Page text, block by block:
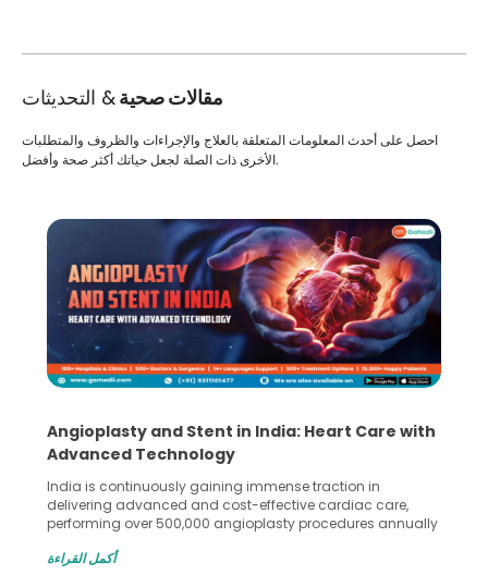
مقالات صحية& التحديثات
احصل على أحدث المعلومات المتعلقة بالعلاج والإجراءات والظروف والمتطلبات
الأخرى ذات الصلة لجعل حياتك أكثر صحة وأفضل.
5 Essential Steps for Effective Human Sperm
Collection and Processing Methods
Human sperm collection and processing are critical steps
in advanced reproductive techniques like In Vitro
Fertilization (IVF) and intrauterine insemination (IUI). These
challenges and help couples achieve their dream of
أكمل القراءة